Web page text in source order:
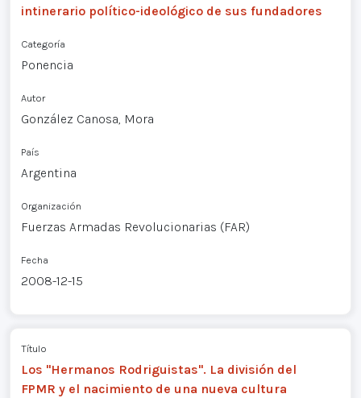
intinerario político-ideológico de sus fundadores
Categoría
Ponencia
Autor
González Canosa, Mora
País
Argentina
Organización
Fuerzas Armadas Revolucionarias (FAR)
Fecha
2008-12-15
Título
Los "Hermanos Rodriguistas". La división del
FPMR y el nacimiento de una nueva cultura